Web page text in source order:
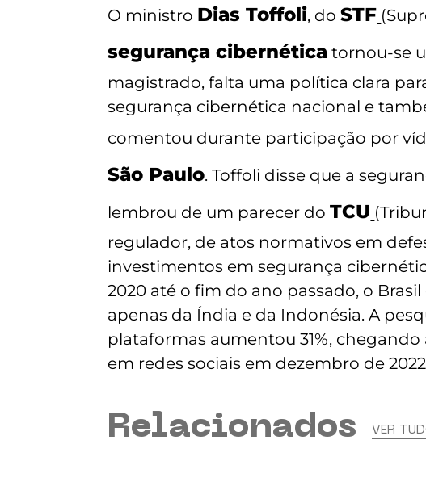
O ministro Dias Toffoli, doSTF
segurança cibernética tornou-se
magistrado, falta uma política clara
segurança cibernética nacional e
comentou durante participação por
São Paulo. Toffoli disse que a
lembrou de um parecer doTCU
regulador, de atos normativos em
investimentos em segurança
2020 até o fim do ano passado, o
apenas da Índia e da Indonésia. A
plataformas aumentou 31%,
em redes sociais em dezembro de
Relacionados VER